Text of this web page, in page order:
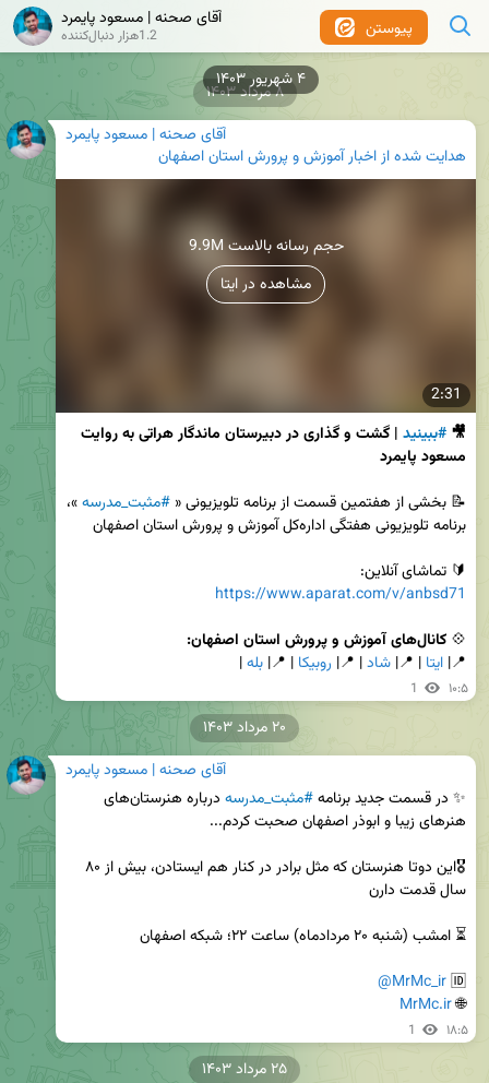
پیوستن آقای صحنه | مسعود پایمرد
1.2هزار دنبال‌کننده
آقای صحنه | مسعود پایمرد
هدایت شده ازاخبار آموزش و پرورش استان اصفهان
2:31
9.9M حجم رسانه بالاست
مشاهده در ایتا
🎥 #ببینید
📝 بخشی از هفتمین قسمت از برنامه تلویزیونی « #مثبت_مدرسه
🔰 تماشای آنلاین:
https://www.aparat.com/v/anbsd71
💠 کانال‌های آموزش و پرورش استان اصفهان:
📍| ایتا | 📍| شاد | 📍| روبیکا | 📍| بله |
1 ۱۰:۵
۸ مرداد ۱۴۰۳
آقای صحنه | مسعود پایمرد
✨ در قسمت جدید برنامه #مثبت_مدرسه
🆔
@MrMc_ir
🌐
MrMc.ir
1 ۱۸:۵
۲۰ مرداد ۱۴۰۳
۲۵ مرداد ۱۴۰۳